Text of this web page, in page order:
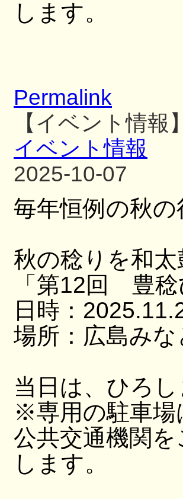
します。
Permalink
【イベント情
イベント情報
2025-10-07
毎年恒例の秋の
秋の稔りを和
「第12回 豊
日時：
場所：広島み
当日は、ひろ
※専用の駐車場
公共交通機関
します。